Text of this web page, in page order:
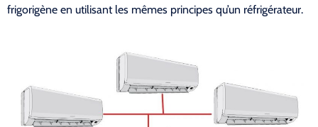
frigorigène en utilisant les mêmes principes qu’un réfrigérateur.